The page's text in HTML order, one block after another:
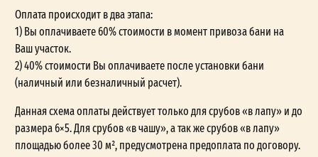
Оплата происходит в два этапа:
1) Вы оплачиваете 60% стоимости в момент привоза бани на
Ваш участок.
2) 40% стоимости Вы оплачиваете после установки бани
(наличный или безналичный расчет).
Данная схема оплаты действует только для срубов «в лапу» и до
размера 6×5. Для срубов «в чашу», а так же срубов «в лапу»
площадью более 30 м², предусмотрена предоплата по договору.